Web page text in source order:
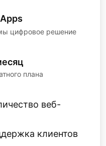
цифровое решение
плана
веб-
клиентов